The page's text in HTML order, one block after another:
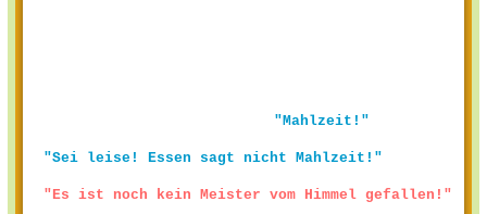
"Mahlzeit!"
"Sei leise! Essen sagt nicht Mahlzeit!"
"Es ist noch kein Meister vom Himmel gefallen!"